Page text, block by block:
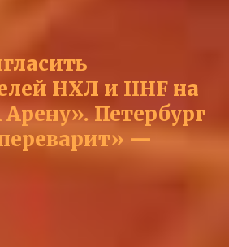
НХЛ и IIHF на
Петербург
—